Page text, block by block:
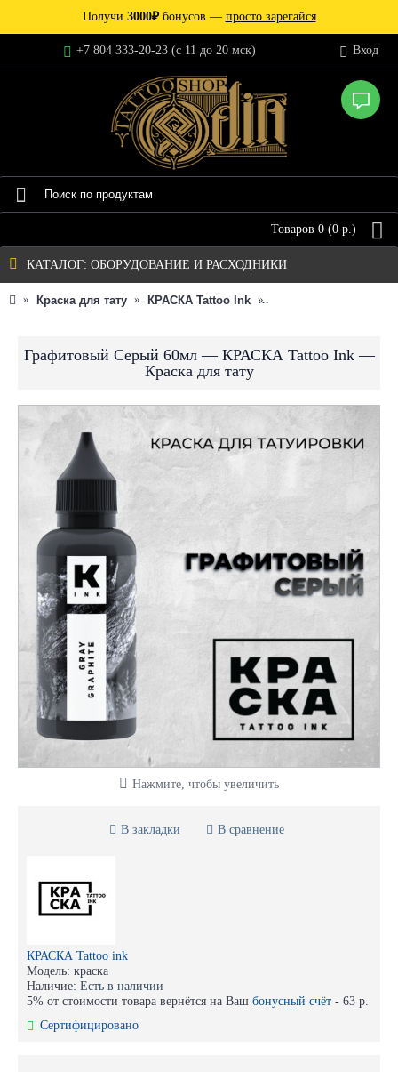
Получи 3000₽бонусов — просто зарегайся
+7 804 333-20-23 (c 11 до 20 мск) Вход
Товаров 0 (0 р.)
КАТАЛОГ: ОБОРУДОВАНИЕ И РАСХОДНИКИ
Краска для тату КРАСКА Tattoo Ink
Графитовый Серый 60мл — КРАСКА Tattoo Ink —
Краска для тату
Нажмите, чтобы увеличить
В закладки В сравнение
КРАСКА Tattoo ink
Модель: краска
Наличие: Есть в наличии
5% от стоимости товара вернётся на Ваш бонусный счёт - 63 р.
Сертифицировано